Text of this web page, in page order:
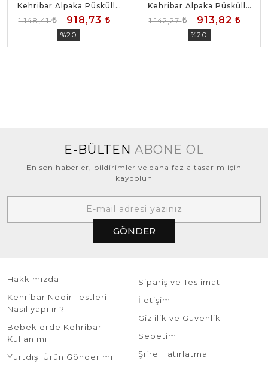
Kehribar Alpaka Püsküllü
Tesbih
1.148,41 918,73
%20
Kehribar Alpaka Püsküllü
Tesbih
1.142,27 913,82
%20
E-BÜLTEN ABONE OL
En son haberler, bildirimler ve daha fazla tasarım için
kaydolun
GÖNDER
Hakkımızda
Kehribar Nedir Testleri
Nasıl yapılır ?
Bebeklerde Kehribar
Kullanımı
Yurtdışı Ürün Gönderimi
Sipariş ve Teslimat
İletişim
Gizlilik ve Güvenlik
Sepetim
Şifre Hatırlatma